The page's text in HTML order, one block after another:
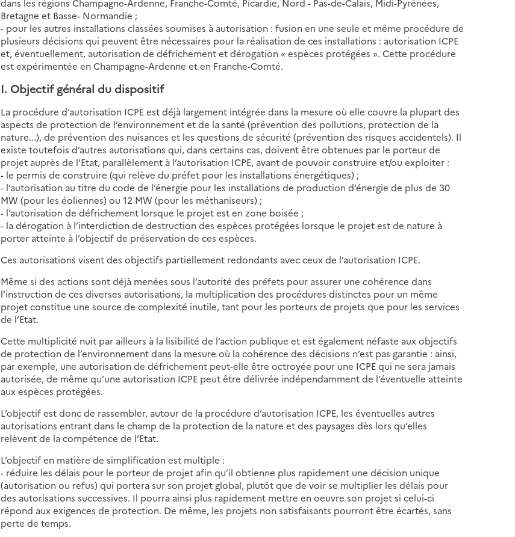
Bretagne et Basse- Normandie ;
- pour les autres installations classées soumises à autorisation : fusion en une seule et même procédure de
plusieurs décisions qui peuvent être nécessaires pour la réalisation de ces installations : autorisation ICPE
et, éventuellement, autorisation de défrichement et dérogation « espèces protégées ». Cette procédure
est expérimentée en Champagne-Ardenne et en Franche-Comté.
I. Objectif général du dispositif
La procédure d’autorisation ICPE est déjà largement intégrée dans la mesure où elle couvre la plupart des
aspects de protection de l’environnement et de la santé (prévention des pollutions, protection de la
nature...), de prévention des nuisances et les questions de sécurité (prévention des risques accidentels). Il
existe toutefois d’autres autorisations qui, dans certains cas, doivent être obtenues par le porteur de
projet auprès de l’Etat, parallèlement à l’autorisation ICPE, avant de pouvoir construire et/ou exploiter :
- le permis de construire (qui relève du préfet pour les installations énergétiques) ;
- l’autorisation au titre du code de l’énergie pour les installations de production d’énergie de plus de 30
MW (pour les éoliennes) ou 12 MW (pour les méthaniseurs) ;
- l’autorisation de défrichement lorsque le projet est en zone boisée ;
- la dérogation à l’interdiction de destruction des espèces protégées lorsque le projet est de nature à
porter atteinte à l’objectif de préservation de ces espèces.
Ces autorisations visent des objectifs partiellement redondants avec ceux de l’autorisation ICPE.
Même si des actions sont déjà menées sous l’autorité des préfets pour assurer une cohérence dans
l’instruction de ces diverses autorisations, la multiplication des procédures distinctes pour un même
projet constitue une source de complexité inutile, tant pour les porteurs de projets que pour les services
de l’Etat.
Cette multiplicité nuit par ailleurs à la lisibilité de l’action publique et est également néfaste aux objectifs
de protection de l’environnement dans la mesure où la cohérence des décisions n’est pas garantie : ainsi,
par exemple, une autorisation de défrichement peut-elle être octroyée pour une ICPE qui ne sera jamais
autorisée, de même qu’une autorisation ICPE peut être délivrée indépendamment de l’éventuelle atteinte
aux espèces protégées.
L’objectif est donc de rassembler, autour de la procédure d’autorisation ICPE, les éventuelles autres
autorisations entrant dans le champ de la protection de la nature et des paysages dès lors qu’elles
relèvent de la compétence de l’Etat.
L’objectif en matière de simplification est multiple :
- réduire les délais pour le porteur de projet afin qu’il obtienne plus rapidement une décision unique
(autorisation ou refus) qui portera sur son projet global, plutôt que de voir se multiplier les délais pour
des autorisations successives. Il pourra ainsi plus rapidement mettre en oeuvre son projet si celui-ci
répond aux exigences de protection. De même, les projets non satisfaisants pourront être écartés, sans
perte de temps.